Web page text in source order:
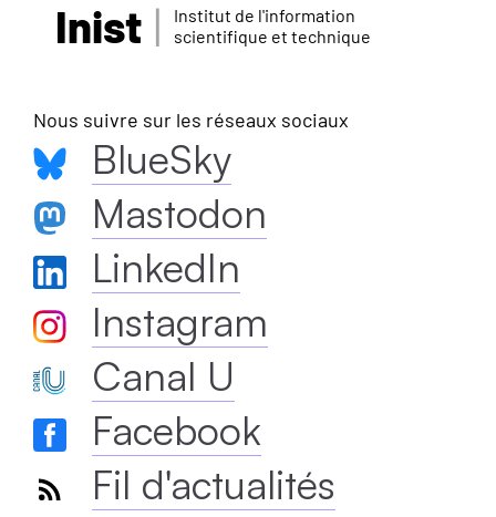
Inist
Institut de l'information
scientifique et technique
Nous suivre sur les réseaux sociaux
BlueSky
Mastodon
LinkedIn
Instagram
Canal U
Facebook
Fil d'actualités